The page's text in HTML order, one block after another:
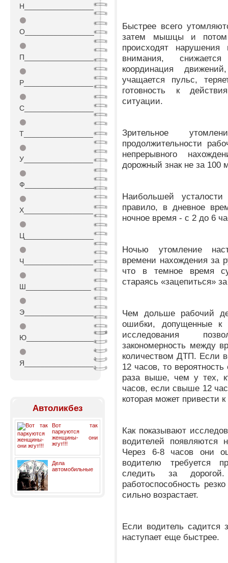
Н_________________
⚫
О_________________
⚫
П_________________
⚫
Р_________________
⚫
С_________________
⚫
Т_________________
⚫
У_________________
⚫
Ф_________________
⚫
Х_________________
⚫
Ц_________________
⚫
Ч_________________
⚫
Ш________________
⚫
Э_________________
⚫
Ю_________________
⚫
Я_________________
Автоликбез
Вот так
паркуются
женщины- они
жгут!!!
Дела
автомобильные
Быстрее всего
затем мышцы и потом
происходят
внимания,
координация
учащается пульс,
готовность к
ситуации.
Зрительное
продолжительности
непрерывного
дорожный знак не за 100
Наибольшей усталости
правило, в дневное
ночное время - с 2 до 6
Ночью утомление
времени нахождения за
что в темное время
стараясь «зацепиться»
Чем дольше рабочий
ошибки, допущенные к
исследования
закономерность между
количеством ДТП. Если
12 часов, то
раза выше, чем у тех,
часов, если свыше 12
которая может привести
Как показывают
водителей появляются
Через 6-8 часов они
водителю требуется
следить за
работоспособность
сильно возрастает.
Если водитель садится
наступает еще быстрее.